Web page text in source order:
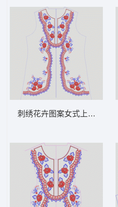
刺绣花卉图案女式上衣设计